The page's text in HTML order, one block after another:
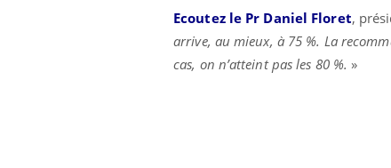
Ecoutez le Pr Daniel Floret,
arrive, au mieux, à 75 %. La
cas, on n’atteint pas les 80 %. »